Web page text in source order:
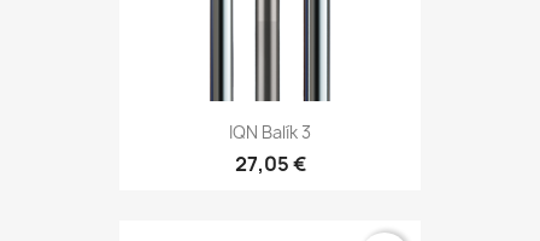
IQN Balík 3
27,05 €